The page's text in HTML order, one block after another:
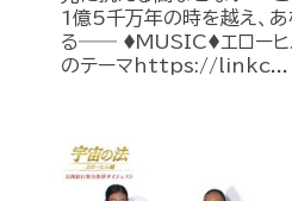
1億5千万年の時を越え、
る―― ♦︎MUSIC♦︎エローヒ
のテーマhttps://linkc...